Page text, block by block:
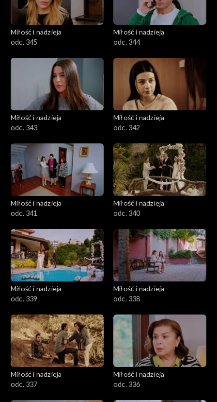
Miłość i nadzieja
odc. 345
Miłość i nadzieja
odc. 344
Miłość i nadzieja
odc. 343
Miłość i nadzieja
odc. 342
Miłość i nadzieja
odc. 341
Miłość i nadzieja
odc. 340
Miłość i nadzieja
odc. 339
Miłość i nadzieja
odc. 338
Miłość i nadzieja
odc. 337
Miłość i nadzieja
odc. 336